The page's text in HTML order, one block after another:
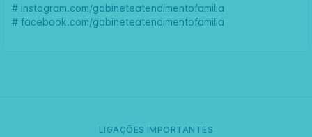
# instagram.com/gabineteatendimentofamilia
# facebook.com/gabineteatendimentofamilia
LIGAÇÕES IMPORTANTES